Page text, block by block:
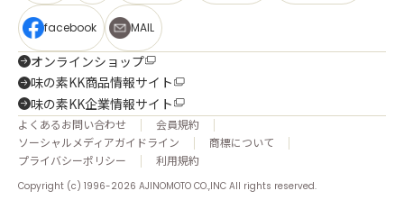
facebook MAIL
オンラインショップ
味の素KK商品情報サイト
味の素KK企業情報サイト
よくあるお問い合わせ
会員規約
ソーシャルメディアガイドライン
商標について
プライバシーポリシー
利用規約
Copyright (c) 1996-2026 AJINOMOTO CO.,INC All rights reserved.